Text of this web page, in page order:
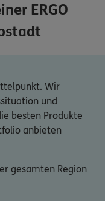
ERGO
Wir
und
besten Produkte
anbieten
gesamten Region